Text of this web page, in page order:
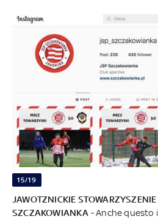
15/19
JAWOTZNICKIE
SZCZAKOWIANKA - Anche questo